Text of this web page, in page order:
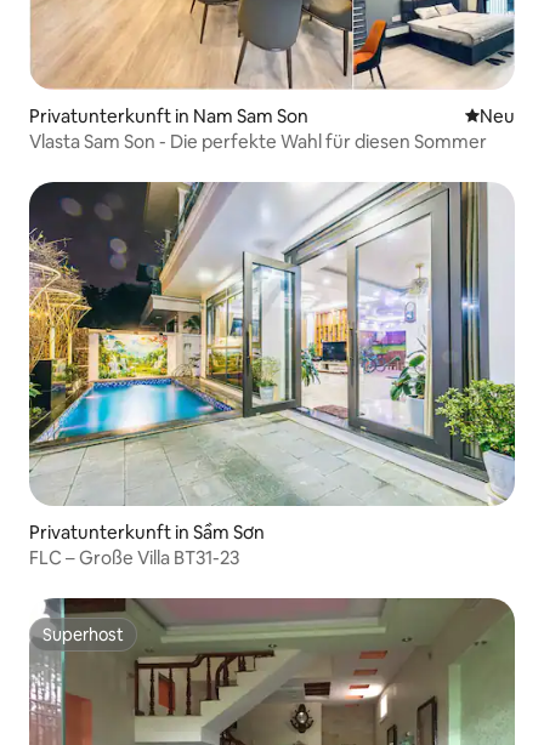
Privatunterkunft in Nam Sam Son Neue
Neu
Vlasta Sam Son - Die perfekte Wahl für diesen Sommer
Privatunterkunft in Sầm Sơn
FLC – Große Villa BT31-23
Superhost
Superhost